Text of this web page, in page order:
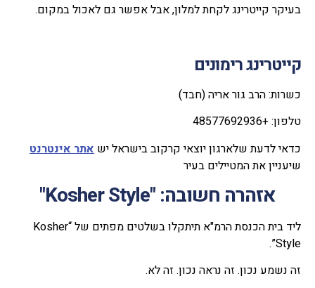
בעיקר קייטרינג לקחת למלון, אבל אפשר גם לאכול במקום.
קייטרינג רימונים
כשרות: הרב גור אריה (חבד)
טלפון: +48577692936
כדאי לדעת שלארגון יוצאי קרקוב בישראל יש אתר אינטרנט
שיעניין את המטיילים בעיר
אזהרה חשובה: "Kosher Style"
ליד בית הכנסת הרמ"א תיתקלו בשלטים מפתים של “Kosher
Style”.
זה נשמע נכון. זה נראה נכון. זה לא.